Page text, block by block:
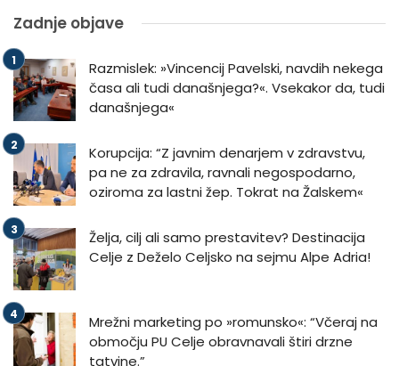
Zadnje objave
Razmislek: »Vincencij Pavelski, navdih nekega
časa ali tudi današnjega?«. Vsekakor da, tudi
današnjega«
Korupcija: “Z javnim denarjem v zdravstvu,
pa ne za zdravila, ravnali negospodarno,
oziroma za lastni žep. Tokrat na Žalskem«
Želja, cilj ali samo prestavitev? Destinacija
Celje z Deželo Celjsko na sejmu Alpe Adria!
Mrežni marketing po »romunsko«: “Včeraj na
območju PU Celje obravnavali štiri drzne
tatvine.”